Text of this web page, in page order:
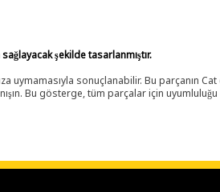
şekilde tasarlanmıştır.
uymamasıyla sonuçlanabilir. Bu parçanın
Bu gösterge, tüm parçalar için